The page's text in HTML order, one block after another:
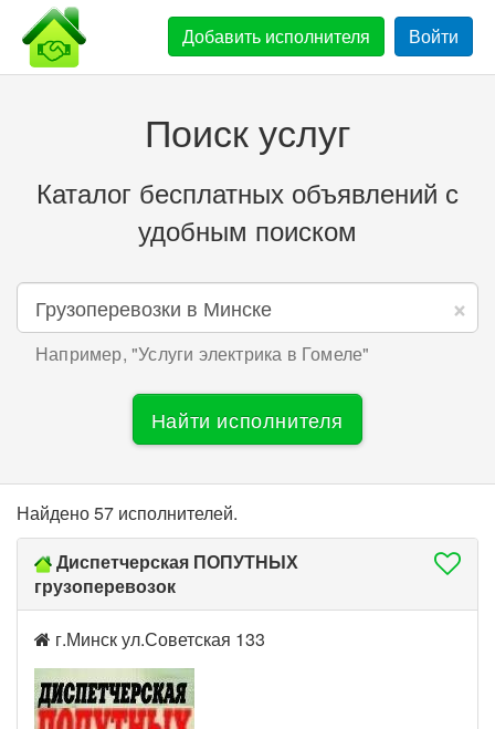
Добавить исполнителя Войти
Поиск услуг
Каталог бесплатных объявлений с
удобным поиском
×
Например, "Услуги электрика в Гомеле"
Найти исполнителя
Найдено 57 исполнителей.
Диспетчерская ПОПУТНЫХ
грузоперевозок
г.Минск ул.Советская 133